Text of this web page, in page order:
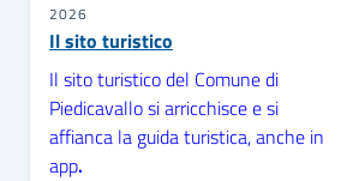
2026
Il sito turistico
Il sito turistico del Comune di
Piedicavallo si arricchisce e si
affianca la guida turistica, anche in
app.